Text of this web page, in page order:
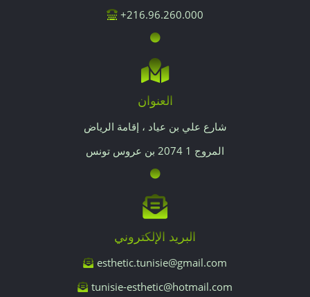
216.96.260.000+
العنوان
شارع علي بن عياد ، إقامة الرياض
المروج 1 2074 بن عروس تونس
البريد الإلكتروني
esthetic.tunisie@gmail.com
tunisie-esthetic@hotmail.com